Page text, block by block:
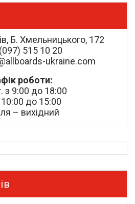
Б. Хмельницького, 172
515 10 20
ukraine.com
роботи:
з 9:00 до 18:00
10:00 до 15:00
– вихідний